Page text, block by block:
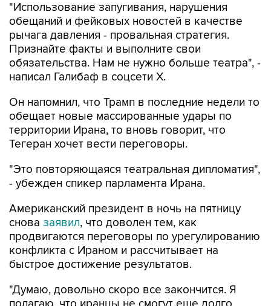
"Использование запугивания, нарушения
обещаний и фейковых новостей в качестве
рычага давления - провальная стратегия.
Признайте факты и выполните свои
обязательства. Нам не нужно больше театра", -
написал Галибаф в соцсети X.
Он напомнил, что Трамп в последние недели то
обещает новые массированные удары по
территории Ирана, то вновь говорит, что
Тегеран хочет вести переговоры.
"Это повторяющаяся театральная дипломатия",
- убежден спикер парламента Ирана.
Американский президент в ночь на пятницу
снова заявил, что доволен тем, как
продвигаются переговоры по урегулированию
конфликта с Ираном и рассчитывает на
быстрое достижение результатов.
"Думаю, довольно скоро все закончится. Я